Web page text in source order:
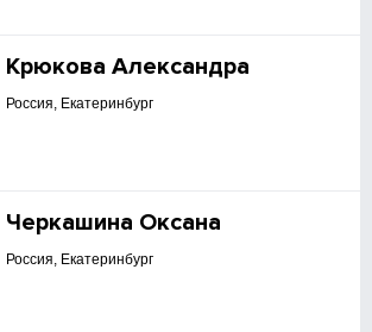
Крюкова Александра
Россия, Екатеринбург
Черкашина Оксана
Россия, Екатеринбург